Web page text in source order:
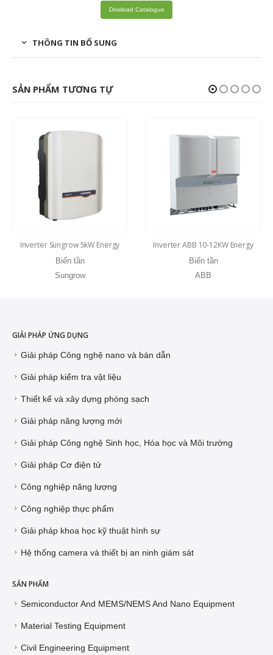
Dowload Catalogue
THÔNG TIN BỔ SUNG
SẢN PHẨM TƯƠNG TỰ
Inverter Sungrow 5kW Energy
Biến tần
Sungrow
Inverter ABB 10-12KW Energy
Biến tần
ABB
GIẢI PHÁP ỨNG DỤNG
Giải pháp Công nghệ nano và bán dẫn
Giải pháp kiểm tra vật liệu
Thiết kế và xây dựng phòng sạch
Giải pháp năng lượng mới
Giải pháp Công nghệ Sinh học, Hóa học và Môi trường
Giải pháp Cơ điện tử
Công nghiệp năng lượng
Công nghiệp thực phẩm
Giải pháp khoa học kỹ thuật hình sự
Hệ thống camera và thiết bị an ninh giám sát
SẢN PHẨM
Semiconductor And MEMS/NEMS And Nano Equipment
Material Testing Equipment
Civil Engineering Equipment